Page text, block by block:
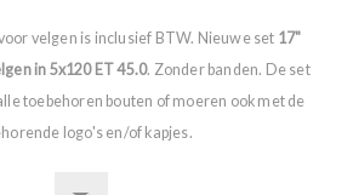
velgen is inclusief BTW. Nieuwe set 17"
in 5x120 ET 45.0. Zonder banden. De set
toebehoren bouten of moeren ook met de
logo's en/of kapjes.